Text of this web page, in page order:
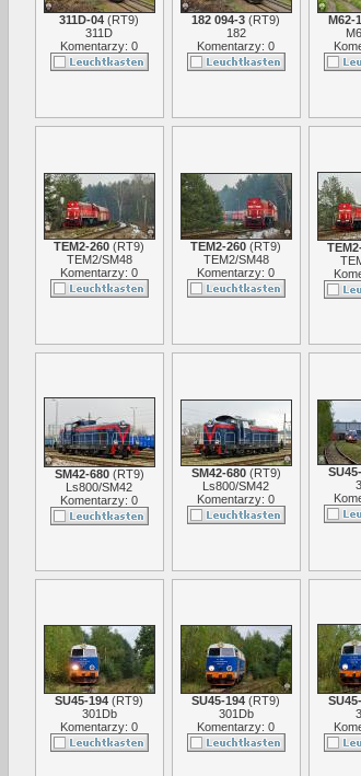
311D-04 (RT9)
311D
Komentarzy: 0
182 094-3 (RT9)
182
Komentarzy: 0
M62-
TEM2-260 (RT9)
TEM2/SM48
Komentarzy: 0
TEM2-260 (RT9)
TEM2/SM48
Komentarzy: 0
SM42-680(RT9)
Ls800/SM42
Komentarzy: 0
SM42-680(RT9)
Ls800/SM42
Komentarzy: 0
SU45-194 (RT9)
301Db
Komentarzy: 0
SU45-194 (RT9)
301Db
Komentarzy: 0